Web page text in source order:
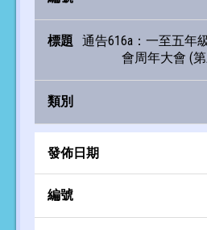
通告616a：一至五年
會周年大會 (